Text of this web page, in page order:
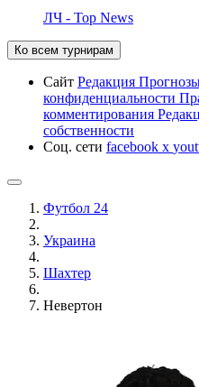
ЛЧ - Top News
Ко всем турнирам
Сайт Редакция
конфиденциальности
комментирования
собственности
Соц. сети facebook x
Футбол 24
Украина
Шахтер
Невертон